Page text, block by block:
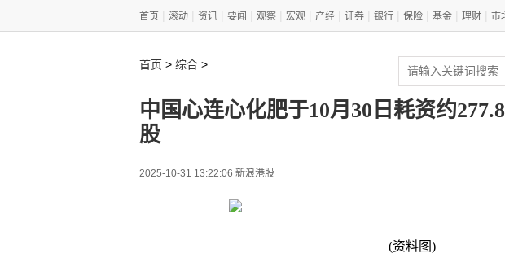
首页 滚动 资讯 要闻 观察 宏观 产经 证券 银行 保险 基金 理财 市
首页 > 综合 >
中国心连心化肥于10月30日耗资约
股
2025-10-31 13:22:06 新浪港股
(资料图)